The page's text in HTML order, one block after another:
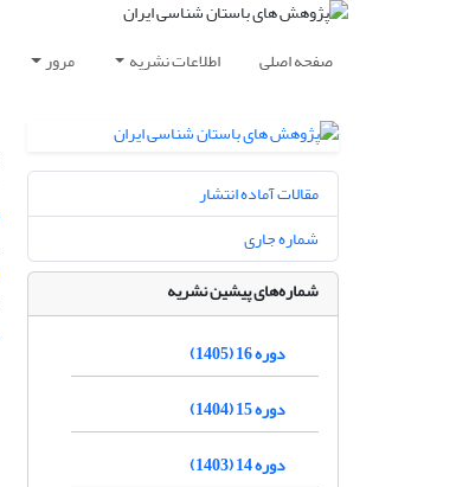
صفحه اصلی اطلاعات نشریه مرور
مقالات آماده انتشار
شماره جاری
شماره‌های پیشین نشریه
دوره 16 (1405)
دوره 15 (1404)
دوره 14 (1403)